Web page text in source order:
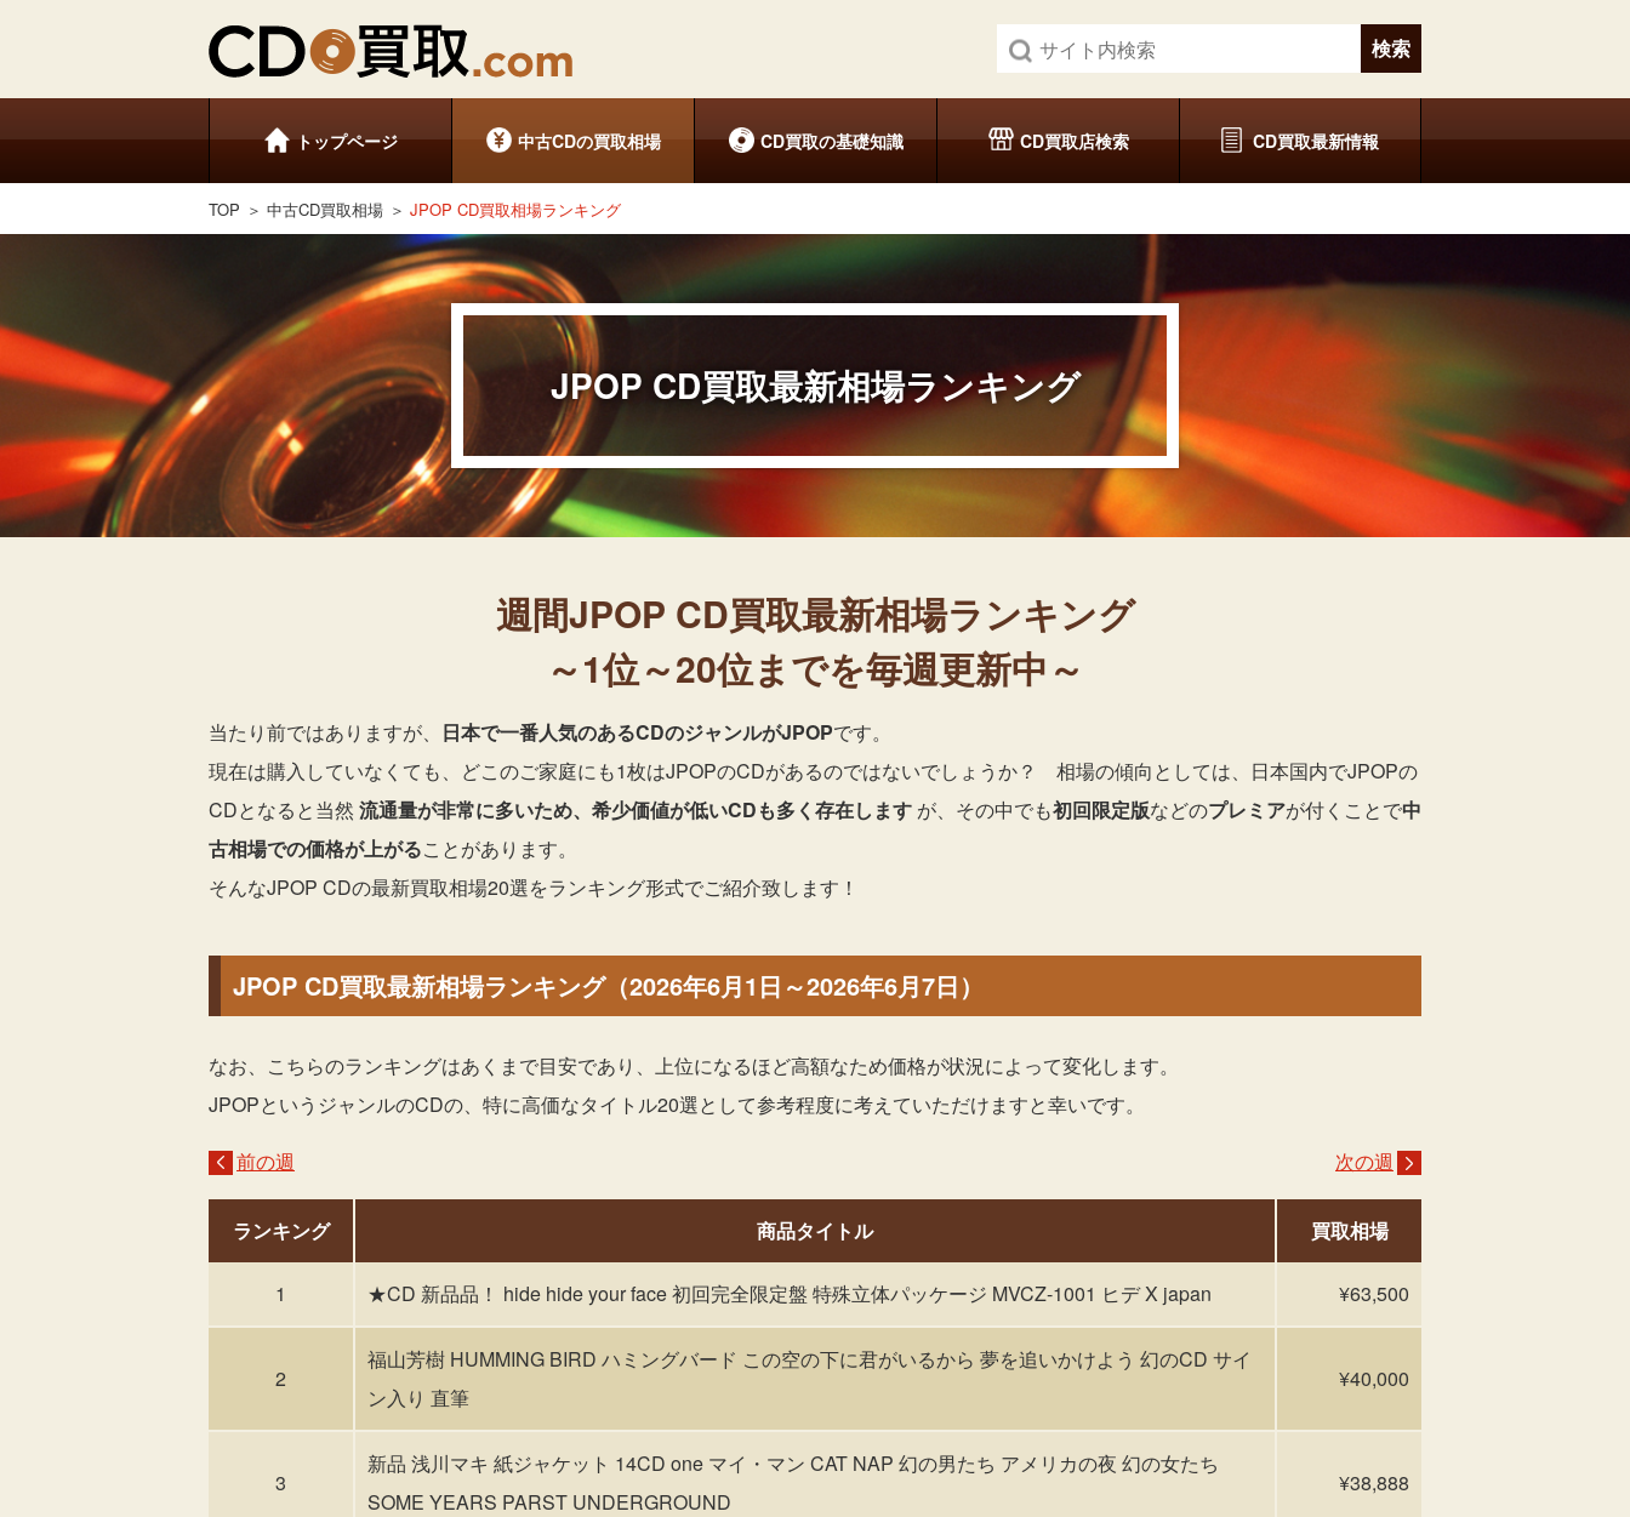
トップページ 中古CDの買取相場 CD買取の基礎知識 CD買取店検索 CD買取最新情報
TOP 中古CD買取相場 JPOP CD買取相場ランキング
JPOP CD買取最新相場ランキング
週間JPOP CD買取最新相場ランキング
～1位～20位までを毎週更新中～
当たり前ではありますが、 日本で一番人気のあるCDのジャンルがJPOPです。
現在は購入していなくても、どこのご家庭にも1枚はJPOPのCDがあるのではないでしょうか？ 相場の傾向としては、日本国内でJPOPの
CDとなると当然 流通量が非常に多いため、希少価値が低いCDも多く存在します が、その中でも初回限定版などのプレミアが付くことで中
古相場での価格が上がることがあります。
そんなJPOP CDの最新買取相場20選をランキング形式でご紹介致します！
JPOP CD買取最新相場ランキング（2026年6月1日～2026年6月7日）
なお、こちらのランキングはあくまで目安であり、上位になるほど高額なため価格が状況によって変化します。
JPOPというジャンルのCDの、特に高価なタイトル20選として参考程度に考えていただけますと幸いです。
前の週 次の週
ランキング 商品タイトル 買取相場
1 ★CD 新品品！ hide hide your face 初回完全限定盤 特殊立体パッケージ MVCZ-1001 ヒデ X japan ¥63,500
2
福山芳樹 HUMMING BIRD ハミングバード この空の下に君がいるから 夢を追いかけよう 幻のCD サイ
ン入り 直筆
¥40,000
3
新品 浅川マキ 紙ジャケット 14CD one マイ・マン CAT NAP 幻の男たち アメリカの夜 幻の女たち
SOME YEARS PARST UNDERGROUND
¥38,888